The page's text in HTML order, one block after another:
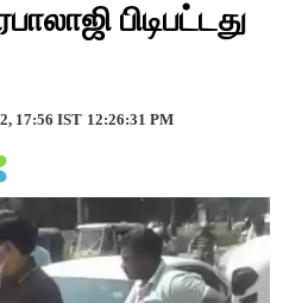
பிடிபட்டது
17:56 IST 12:26:31 PM